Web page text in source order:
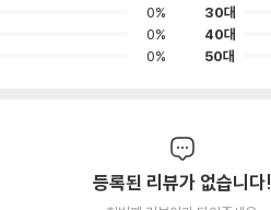
0%
0%
0%
30대
40대
50대
등록된 리뷰가 없습니다!